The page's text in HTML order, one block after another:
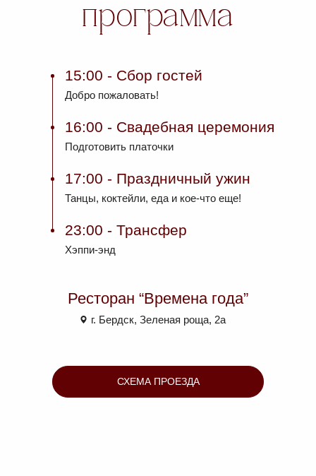
программа
15:00 - Сбор гостей
Добро пожаловать!
16:00 - Свадебная церемония
Подготовить платочки
17:00 - Праздничный ужин
Танцы, коктейли, еда и кое-что еще!
23:00 - Трансфер
Хэппи-энд
г. Бердск, Зеленая роща, 2а
Ресторан “Времена года”
СХЕМА ПРОЕЗДА